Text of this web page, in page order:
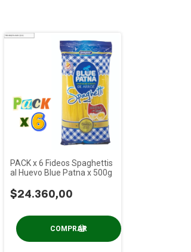
PACK x 6 Fideos Spaghettis
al Huevo Blue Patna x 500g
$24.360,00